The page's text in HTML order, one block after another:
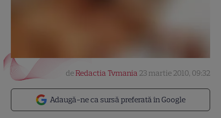
Adaugă-ne ca sursă preferată în Google
deRedactia Tvmania 23 martie 2010, 09:32